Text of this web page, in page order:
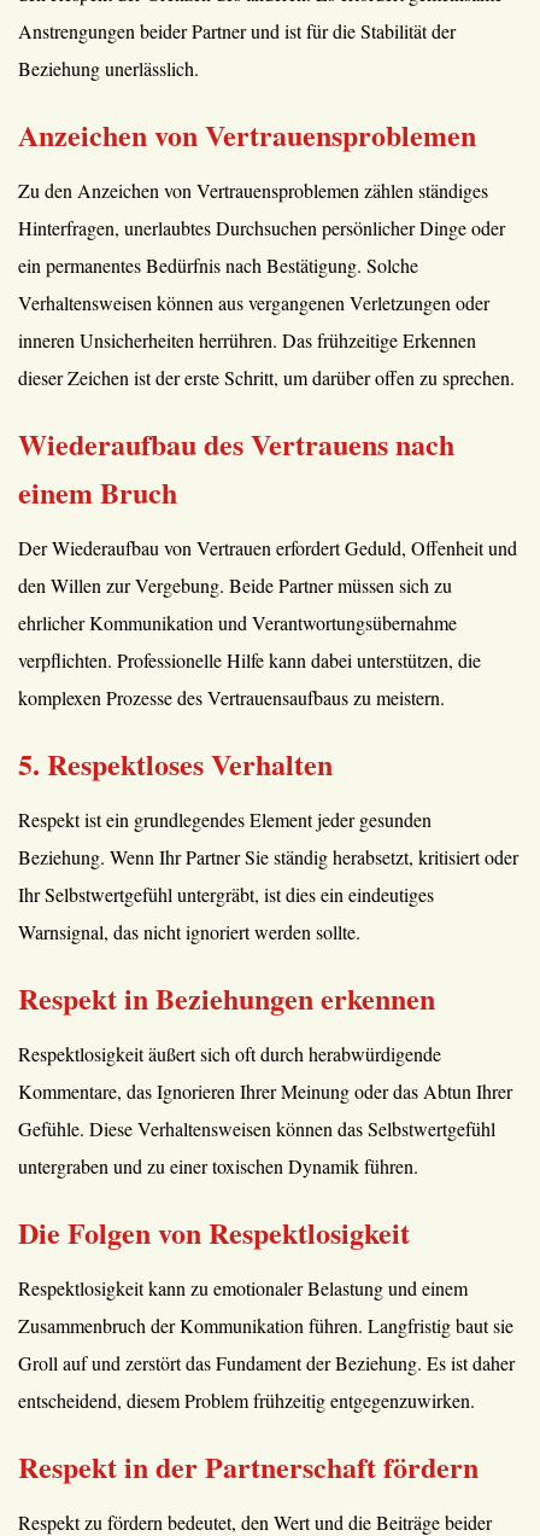
Anstrengungen beider Partner und ist für die Stabilität der
Beziehung unerlässlich.
Anzeichen von Vertrauensproblemen
Zu den Anzeichen von Vertrauensproblemen zählen ständiges
Hinterfragen, unerlaubtes Durchsuchen persönlicher Dinge oder
ein permanentes Bedürfnis nach Bestätigung. Solche
Verhaltensweisen können aus vergangenen Verletzungen oder
inneren Unsicherheiten herrühren. Das frühzeitige Erkennen
dieser Zeichen ist der erste Schritt, um darüber offen zu sprechen.
Wiederaufbau des Vertrauens nach
einem Bruch
Der Wiederaufbau von Vertrauen erfordert Geduld, Offenheit und
den Willen zur Vergebung. Beide Partner müssen sich zu
ehrlicher Kommunikation und Verantwortungsübernahme
verpflichten. Professionelle Hilfe kann dabei unterstützen, die
komplexen Prozesse des Vertrauensaufbaus zu meistern.
5. Respektloses Verhalten
Respekt ist ein grundlegendes Element jeder gesunden
Beziehung. Wenn Ihr Partner Sie ständig herabsetzt, kritisiert oder
Ihr Selbstwertgefühl untergräbt, ist dies ein eindeutiges
Warnsignal, das nicht ignoriert werden sollte.
Respekt in Beziehungen erkennen
Respektlosigkeit äußert sich oft durch herabwürdigende
Kommentare, das Ignorieren Ihrer Meinung oder das Abtun Ihrer
Gefühle. Diese Verhaltensweisen können das Selbstwertgefühl
untergraben und zu einer toxischen Dynamik führen.
Die Folgen von Respektlosigkeit
Respektlosigkeit kann zu emotionaler Belastung und einem
Zusammenbruch der Kommunikation führen. Langfristig baut sie
Groll auf und zerstört das Fundament der Beziehung. Es ist daher
entscheidend, diesem Problem frühzeitig entgegenzuwirken.
Respekt in der Partnerschaft fördern
Respekt zu fördern bedeutet, den Wert und die Beiträge beider